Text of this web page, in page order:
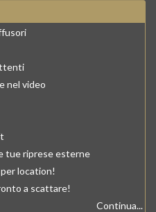
nel video
tue riprese esterne
location!
a scattare!
Continua...